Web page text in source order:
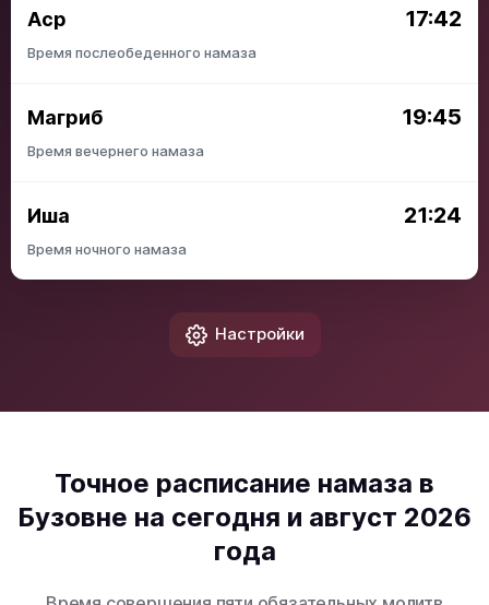
Аср 17:42
Время послеобеденного намаза
Магриб 19:45
Время вечернего намаза
Иша 21:24
Время ночного намаза
Настройки
Точное расписание намаза в
Бузовне на сегодня и август 2026
года